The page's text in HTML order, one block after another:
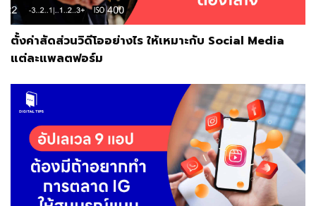
ตั้งค่าสัดส่วนวิดีโออย่างไร ให้เหมาะกับ Social Media
แต่ละแพลตฟอร์ม